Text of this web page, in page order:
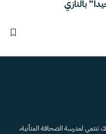
بالنازي
منصة إعلامية مستقلة، تأسست عام 2013، تنتمي لمدرسة الصحافة المتأنية،